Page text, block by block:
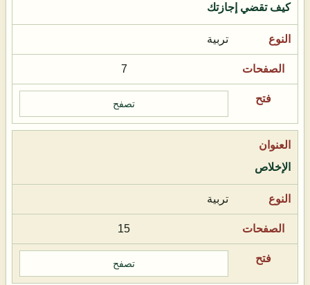
كيف تقضي إجازتك
تربية
7
تصفح
الإخلاص
تربية
15
تصفح